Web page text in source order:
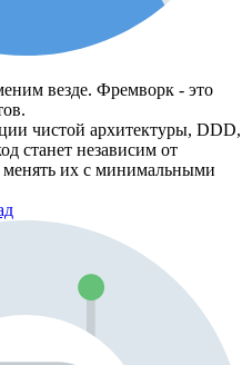
везде. Фремворк - это
чистой архитектуры, DDD,
станет независим от
менять их с минимальными